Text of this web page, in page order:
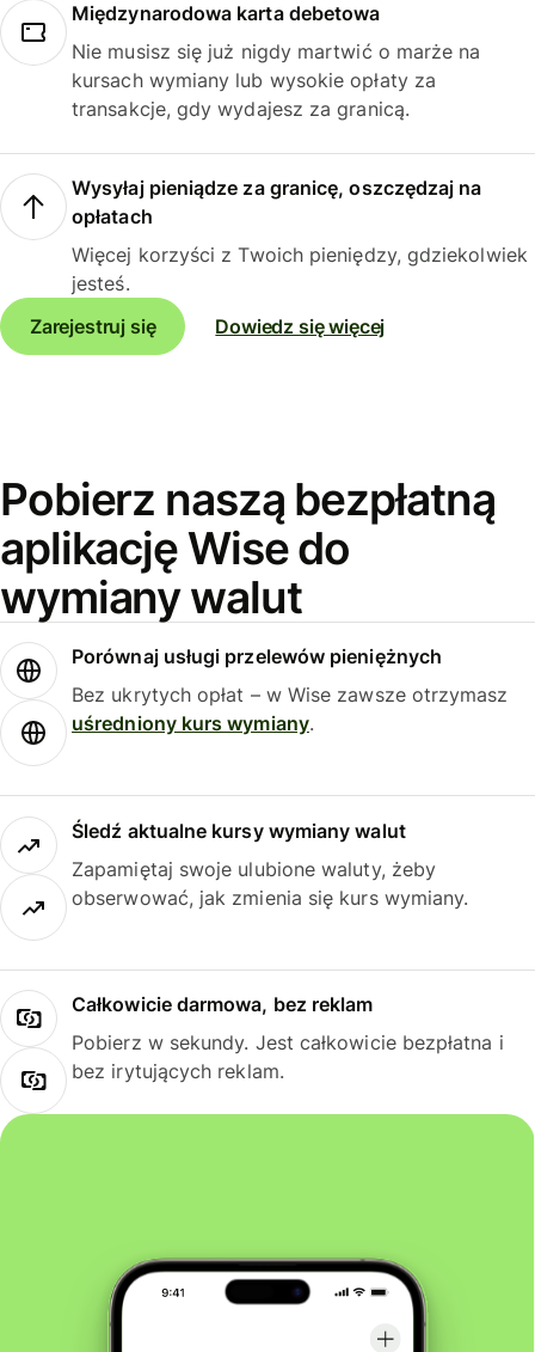
Międzynarodowa karta debetowa
Nie musisz się już nigdy martwić o marże na
kursach wymiany lub wysokie opłaty za
transakcje, gdy wydajesz za granicą.
Wysyłaj pieniądze za granicę, oszczędzaj na
opłatach
Więcej korzyści z Twoich pieniędzy, gdziekolwiek
jesteś.
Zarejestruj się
Dowiedz się więcej
Pobierz naszą bezpłatną
aplikację Wise do
wymiany walut
Porównaj usługi przelewów pieniężnych
Bez ukrytych opłat – w Wise zawsze otrzymasz
uśredniony kurs wymiany.
Śledź aktualne kursy wymiany walut
Zapamiętaj swoje ulubione waluty, żeby
obserwować, jak zmienia się kurs wymiany.
Całkowicie darmowa, bez reklam
Pobierz w sekundy. Jest całkowicie bezpłatna i
bez irytujących reklam.